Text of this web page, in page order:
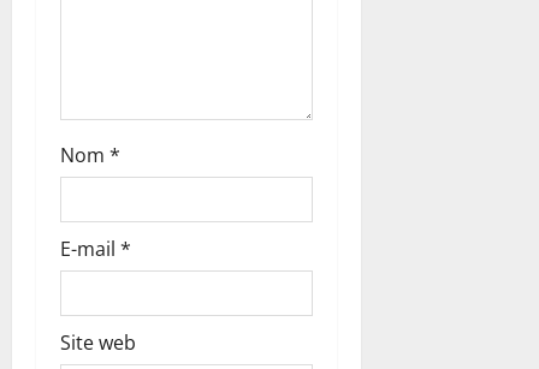
c
l
e
Nom *
E-mail *
Site web